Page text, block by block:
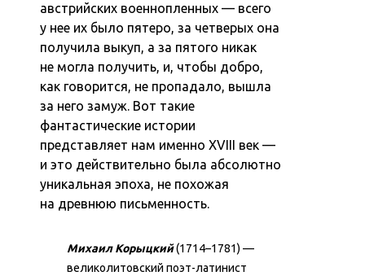
австрийских военнопленных — всего
у нее их было пятеро, за четверых она
получила выкуп, а за пятого никак
не могла получить, и, чтобы добро,
как говорится, не пропадало, вышла
за него замуж. Вот такие
фантастические истории
представляет нам именно XVIII век —
и это действительно была абсолютно
уникальная эпоха, не похожая
на древнюю письменность.
Михаил Корыцкий(1714–1781) —
великолитовский поэт-латинист